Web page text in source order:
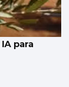
para